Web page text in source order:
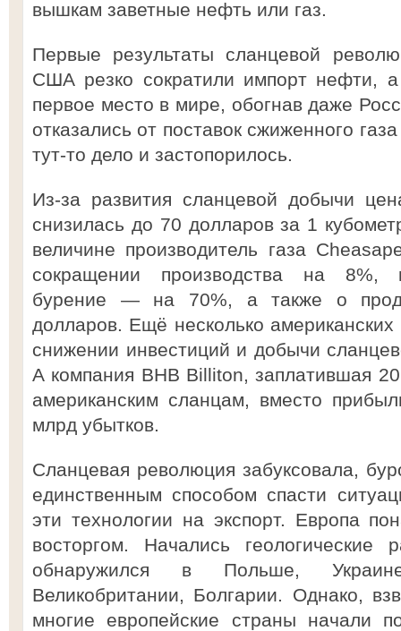
вышкам заветные нефть или газ.
Первые результаты сланцевой
США резко сократили импорт нефти,
первое место в мире, обогнав даже
отказались от поставок сжиженного
тут-то дело и застопорилось.
Из-за развития сланцевой добычи
снизилась до 70 долларов за 1
величине производитель газа
сокращении производства на 8%,
бурение — на 70%, а также о
долларов. Ещё несколько
снижении инвестиций и добычи
А компания BHB Billiton, заплатившая
американским сланцам, вместо
млрд убытков.
Сланцевая революция забуксовала,
единственным способом спасти
эти технологии на экспорт. Европа
восторгом. Начались геологические
обнаружился в Польше,
Великобритании, Болгарии. Однако,
многие европейские страны начали